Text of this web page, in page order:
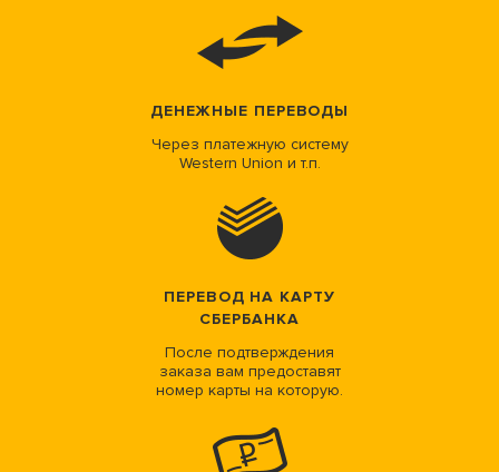
ДЕНЕЖНЫЕ ПЕРЕВОДЫ
Через платежную систему
Western Union и т.п.
ПЕРЕВОД НА КАРТУ
СБЕРБАНКА
После подтверждения
заказа вам предоставят
номер карты на которую.